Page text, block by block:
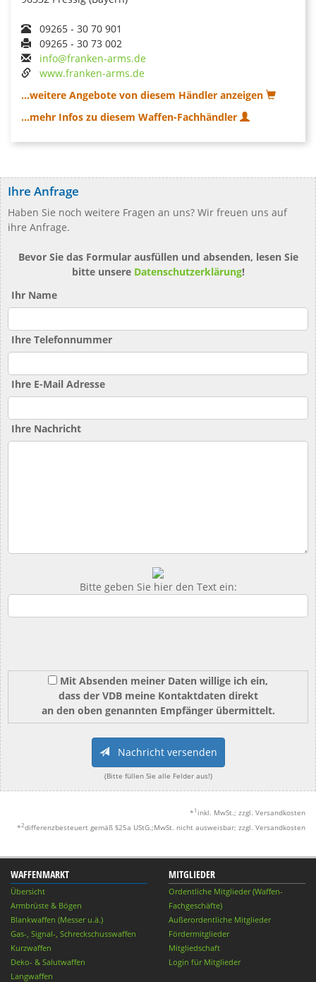
09265 - 30 70 901
09265 - 30 73 002
info@franken-arms.de
www.franken-arms.de
...weitere Angebote von diesem Händler anzeigen
...mehr Infos zu diesem Waffen-Fachhändler
Ihre Anfrage
Haben Sie noch weitere Fragen an uns? Wir freuen uns auf
ihre Anfrage.
Bevor Sie das Formular ausfüllen und absenden, lesen Sie
bitte unsere Datenschutzerklärung!
Ihr Name
Ihre Telefonnummer
Ihre E-Mail Adresse
Ihre Nachricht
Bitte geben Sie hier den Text ein:
Mit Absenden meiner Daten willige ich ein,
dass der VDB meine Kontaktdaten direkt
an den oben genannten Empfänger übermittelt.
Nachricht versenden
(Bitte füllen Sie alle Felder aus!)
* 1 inkl. MwSt.; zzgl. Versandkosten
*2differenzbesteuert gemäß §25a UStG.;MwSt. nicht ausweisbar; zzgl. Versandkosten
WAFFENMARKT
Übersicht
Armbrüste & Bögen
Blankwaffen (Messer u.ä.)
Gas-, Signal-, Schreckschusswaffen
Kurzwaffen
Deko- & Salutwaffen
Langwaffen
MITGLIEDER
Ordentliche Mitglieder (Waffen-
Fachgeschäfte)
Außerordentliche Mitglieder
Fördermitglieder
Mitgliedschaft
Login für Mitglieder